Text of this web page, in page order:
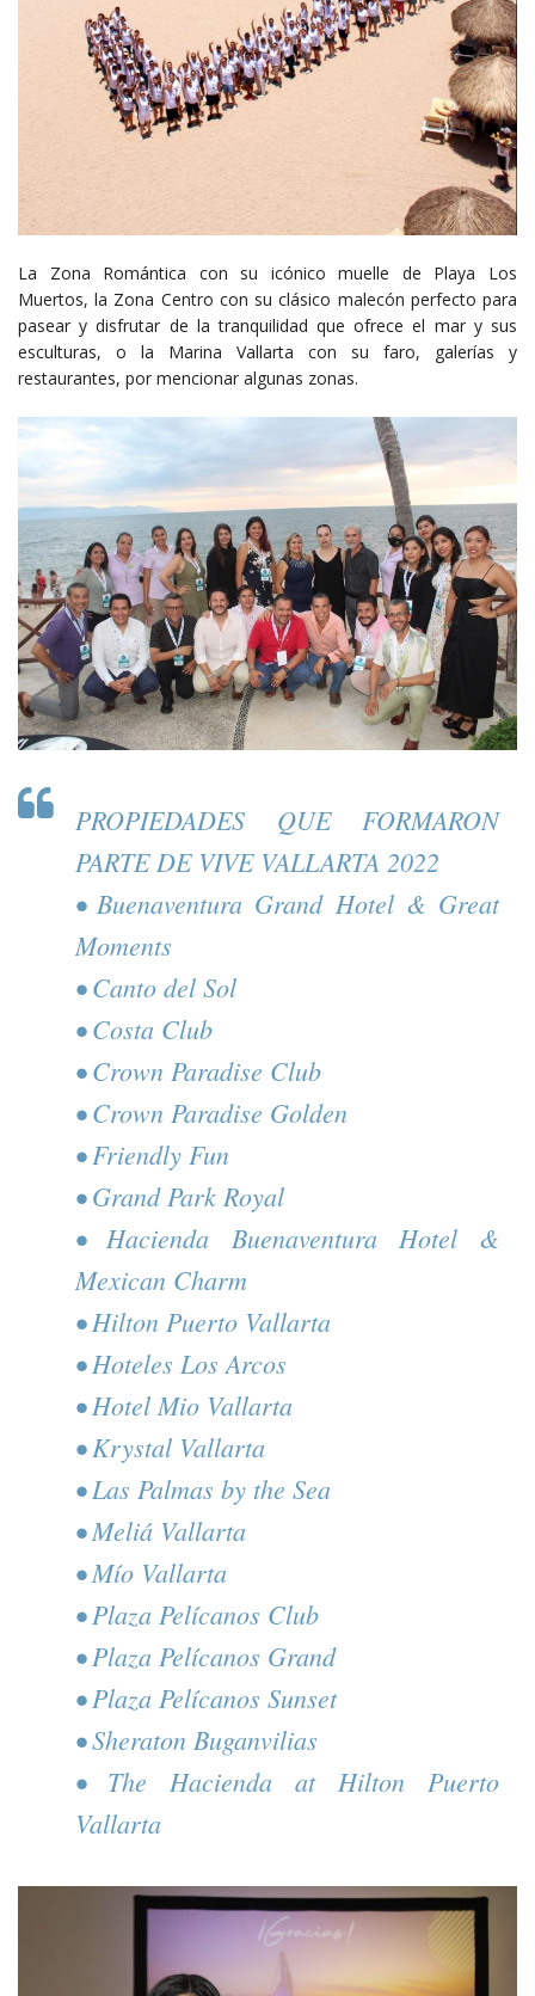
La Zona Romántica con su icónico muelle de Playa Los
Muertos, la Zona Centro con su clásico malecón perfecto para
pasear y disfrutar de la tranquilidad que ofrece el mar y sus
esculturas, o la Marina Vallarta con su faro, galerías y
restaurantes, por mencionar algunas zonas.
PROPIEDADES QUE FORMARON
PARTE DE VIVE VALLARTA 2022
• Buenaventura Grand Hotel & Great
Moments
• Canto del Sol
• Costa Club
• Crown Paradise Club
• Crown Paradise Golden
• Friendly Fun
• Grand Park Royal
• Hacienda Buenaventura Hotel &
Mexican Charm
• Hilton Puerto Vallarta
• Hoteles Los Arcos
• Hotel Mio Vallarta
• Krystal Vallarta
• Las Palmas by the Sea
• Meliá Vallarta
• Mío Vallarta
• Plaza Pelícanos Club
• Plaza Pelícanos Grand
• Plaza Pelícanos Sunset
• Sheraton Buganvilias
• The Hacienda at Hilton Puerto
Vallarta